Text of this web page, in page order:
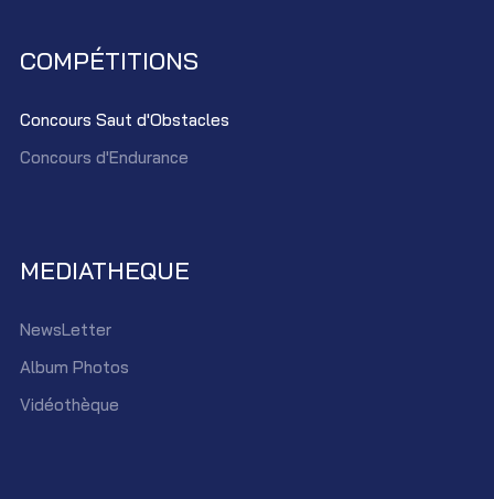
COMPÉTITIONS
Concours Saut d'Obstacles
Concours d'Endurance
MEDIATHEQUE
NewsLetter
Album Photos
Vidéothèque